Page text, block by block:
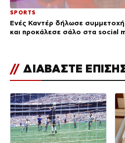
SPORTS
Ενές Καντέρ δήλωσε
και προκάλεσε σάλο στα social
// ΔΙΑΒΑΣΤΕ